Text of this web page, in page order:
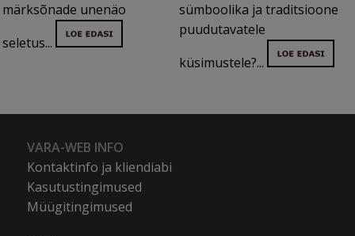
märksõnade unenäo
seletus...
sümboolika ja traditsioone
puudutavatele
küsimustele?...
VARA-WEB INFO
Kontaktinfo ja kliendiabi
Kasutustingimused
Müügitingimused